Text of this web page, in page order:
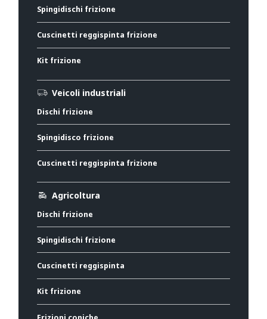
Spingidischi frizione
Cuscinetti reggispinta frizione
Kit frizione
Veicoli industriali
Dischi frizione
Spingidisco frizione
Cuscinetti reggispinta frizione
Agricoltura
Dischi frizione
Spingidischi frizione
Cuscinetti reggispinta
Kit frizione